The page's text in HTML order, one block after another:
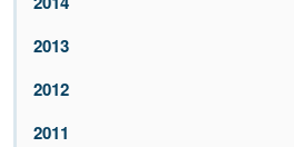
2013
2012
2011